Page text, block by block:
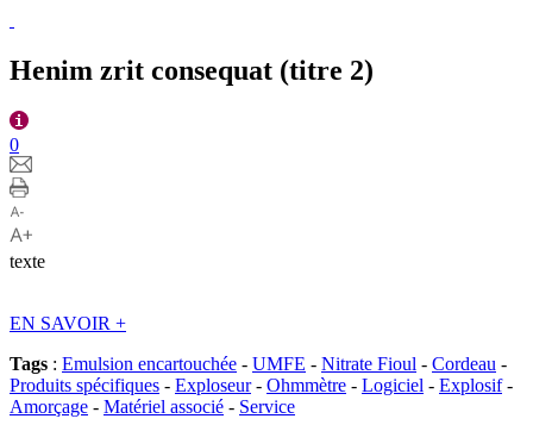
Henim zrit consequat (titre 2)
0
texte
EN SAVOIR +
Tags : Emulsion encartouchée - UMFE - Nitrate Fioul - Cordeau -
Produits spécifiques - Exploseur- Ohmmètre - Logiciel - Explosif-
Amorçage - Matériel associé - Service